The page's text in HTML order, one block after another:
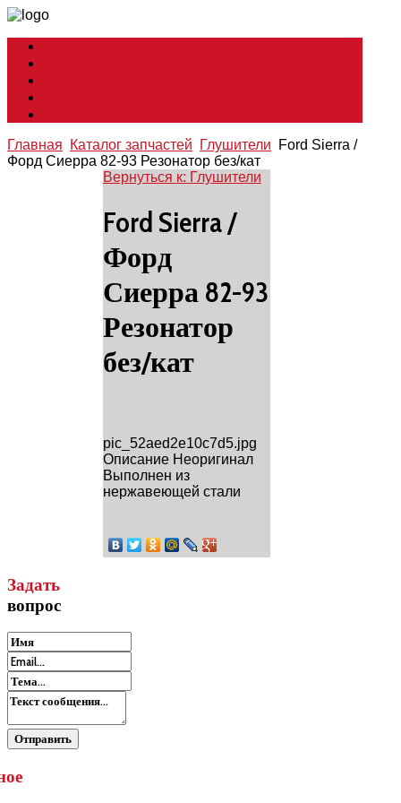
Главная Каталог запчастей Глушители
Ford Sierra /
Форд Сиерра 82-93 Резонатор без/кат
Вернуться к: Глушители
Ford Sierra /
Форд
Сиерра 82-93
Резонатор
без/кат
pic_52aed2e10c7d5.jpg
ОписаниеНеоригинал
Выполнен из
нержавеющей стали
Задать
вопрос